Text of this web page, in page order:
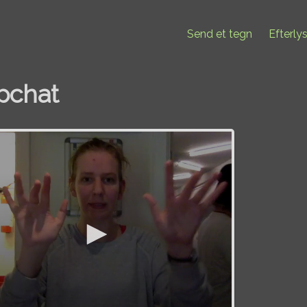
Send et tegn